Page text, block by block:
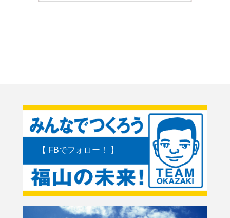
【 FBでフォロー！ 】